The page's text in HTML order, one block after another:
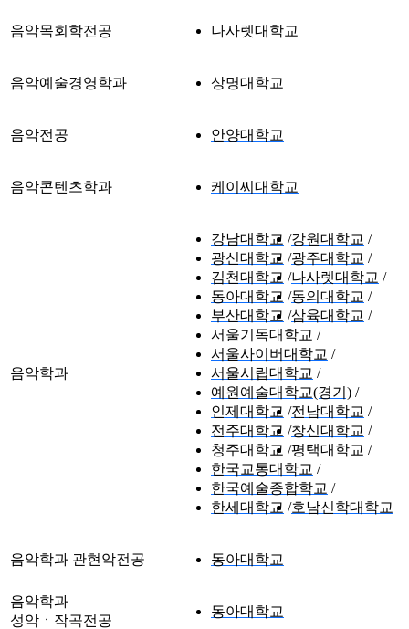
음악목회학전공 나사렛대학교
음악예술경영학과 상명대학교
음악전공 안양대학교
음악콘텐츠학과 케이씨대학교
음악학과
강남대학교 강원대학교
광신대학교 광주대학교
김천대학교 나사렛대학교
동아대학교 동의대학교
부산대학교 삼육대학교
서울기독대학교
서울사이버대학교
서울시립대학교
예원예술대학교(경기)
인제대학교 전남대학교
전주대학교 창신대학교
청주대학교 평택대학교
한국교통대학교
한국예술종합학교
한세대학교 호남신학대학교
음악학과 관현악전공 동아대학교
음악학과
성악ㆍ작곡전공
동아대학교